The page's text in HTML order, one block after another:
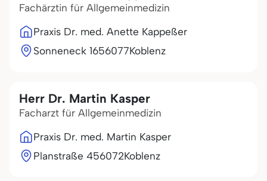
Fachärztin für Allgemeinmedizin
Praxis Dr. med. Anette Kappeßer
Sonneneck 1656077Koblenz
Herr Dr. Martin Kasper
Facharzt für Allgemeinmedizin
Praxis Dr. med. Martin Kasper
Planstraße 456072Koblenz